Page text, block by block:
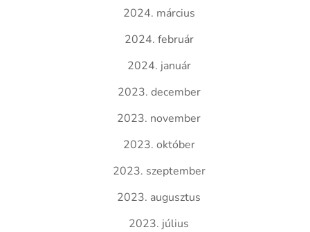
2024. március
2024. február
2024. január
2023. december
2023. november
2023. október
2023. szeptember
2023. augusztus
2023. július